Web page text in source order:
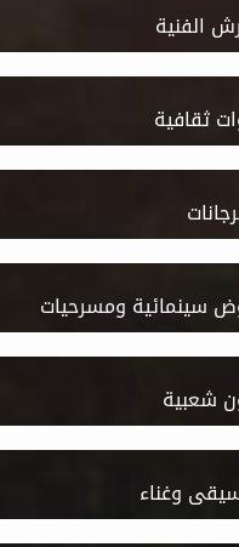
الفنية
ثقافية
سينمائية ومسرحيات
شعبية
وغناء